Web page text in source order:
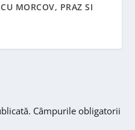
MORCOV, PRAZ SI
Câmpurile obligatorii